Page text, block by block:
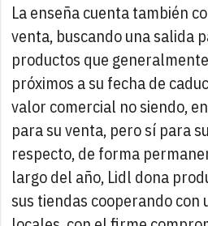
La enseña cuenta también
venta, buscando una salida
productos que
próximos a su fecha de
valor comercial no siendo,
para su venta, pero sí para
respecto, de forma
largo del año, Lidl dona
sus tiendas cooperando con